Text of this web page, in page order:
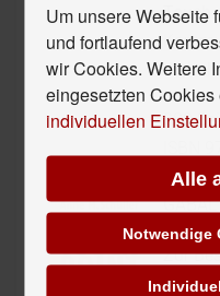
Touch.
380
€
Zur
http://
Um unsere Webseite
und fortlaufend
wir Cookies. Weitere
eingesetzten
individuellen
Alle
Notwendige